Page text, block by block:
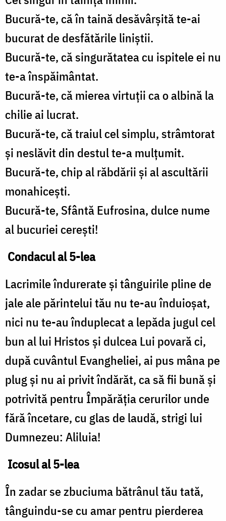
Bucură-te, că în taină desăvârșită te-ai
bucurat de desfătările liniștii.
Bucură-te, că singurătatea cu ispitele ei nu
te-a înspăimântat.
Bucură-te, că mierea virtuții ca o albină la
chilie ai lucrat.
Bucură-te, că traiul cel simplu, strâmtorat
și neslăvit din destul te-a mulțumit.
Bucură-te, chip al răbdării și al ascultării
monahicești.
Bucură-te, Sfântă Eufrosina, dulce nume
al bucuriei cerești!
Condacul al 5-lea
Lacrimile îndurerate și tânguirile pline de
jale ale părintelui tău nu te-au înduioșat,
nici nu te-au înduplecat a lepăda jugul cel
bun al lui Hristos și dulcea Lui povară ci,
după cuvântul Evangheliei, ai pus mâna pe
plug și nu ai privit îndărăt, ca să fii bună și
potrivită pentru Împărăția cerurilor unde
fără încetare, cu glas de laudă, strigi lui
Dumnezeu: Aliluia!
Icosul al 5-lea
În zadar se zbuciuma bătrânul tău tată,
tânguindu-se cu amar pentru pierderea